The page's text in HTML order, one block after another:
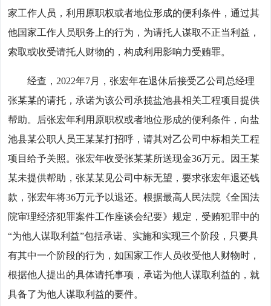
家工作人员，利用原职权或者地位形成的便利条件，通过其
他国家工作人员职务上的行为，为请托人谋取不正当利益，
索取或收受请托人财物的，构成利用影响力受贿罪。
经查，2022年7月，张宏年在退休后接受乙公司总经理
张某某的请托，承诺为该公司承揽盐池县相关工程项目提供
帮助。后张宏年利用原职权或者地位形成的便利条件，向盐
池县某公职人员王某某打招呼，请其对乙公司中标相关工程
项目给予关照。张宏年收受张某某所送现金36万元。因王某
某未提供帮助，张某某见公司中标无望，要求张宏年退还钱
款，张宏年将36万元予以退还。根据最高人民法院《全国法
院审理经济犯罪案件工作座谈会纪要》规定，受贿犯罪中的
“为他人谋取利益”包括承诺、实施和实现三个阶段，只要具
有其中一个阶段的行为，如国家工作人员收受他人财物时，
根据他人提出的具体请托事项，承诺为他人谋取利益的，就
具备了为他人谋取利益的要件。